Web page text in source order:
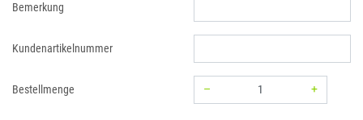
Bemerkung
Kundenartikelnummer
Bestellmenge –
+